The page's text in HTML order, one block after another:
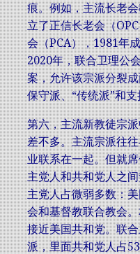
痕。例如，主流长老
立了正信长老会（
会（PCA），1981年
2020年，联合卫理公
案，允许该宗派分裂
保守派、“传统派”和
第六，主流新教徒宗
差不多。主流宗派往
业联系在一起。但就
主党人和共和党人之
主党人占微弱多数：
会和基督教联合教会
接近美国共和党。联
派，里面共和党人占